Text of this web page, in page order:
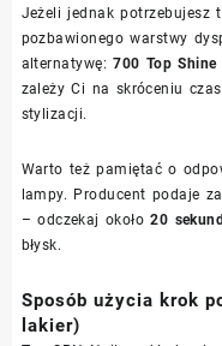
Jeżeli jednak potrzebujesz
pozbawionego warstwy
alternatywę:700 Top Shine
zależy Ci na skróceniu
stylizacji.
Warto też pamiętać o
lampy. Producent podaje
– odczekaj około20 sekund
błysk.
Sposób użycia krok
lakier)